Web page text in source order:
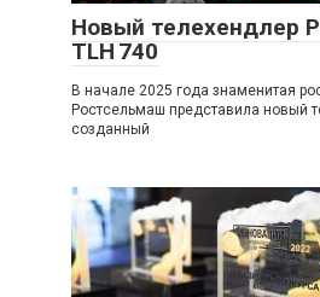
Новый телехендлер
TLH 740
В начале 2025 года знаменитая
Ростсельмаш представила новый
созданный